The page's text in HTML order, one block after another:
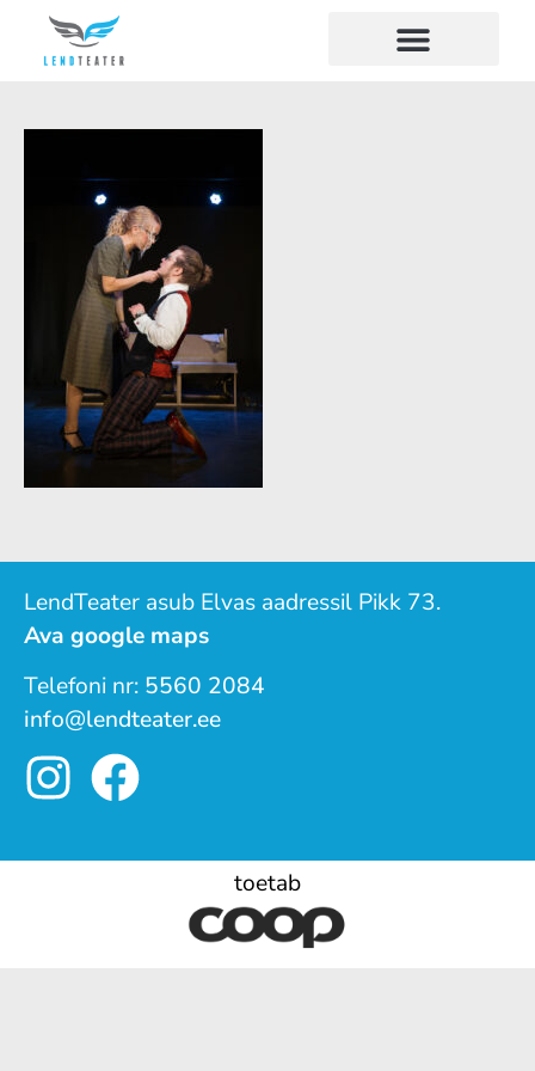
LendTeater asub Elvas aadressil Pikk 73.
Ava google maps
Telefoni nr: 5560 2084
info@lendteater.ee
toetab